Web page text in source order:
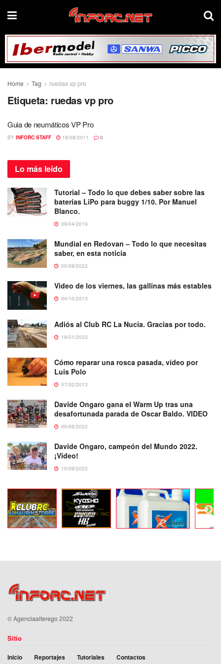
Home Tag ruedas vp pro
Etiqueta: ruedas vp pro
Guia de neumáticos VP Pro
BY INFORC STAFF 18/08/2011 0
Lo más leído
Tutorial – Todo lo que debes saber sobre las
baterías LiPo para buggy 1/10. Por Manuel
Blanco.
09/04/2019
Mundial en Redovan – Todo lo que necesitas
saber, en esta noticia
05/09/2022
Video de los viernes, las gallinas más estables
04/10/2013
Adiós al Club RC La Nucia. Gracias por todo.
19/01/2023
Cómo reparar una rosca pasada, vídeo por
Luis Polo
07/02/2013
Davide Ongaro gana el Warm Up tras una
desafortunada parada de Oscar Baldo. VIDEO
05/06/2022
Davide Ongaro, campeón del Mundo 2022.
¡Video!
10/09/2022
©Agenciaalterego 2022
Sitio
Inicio Reportajes Tutoriales Contactos